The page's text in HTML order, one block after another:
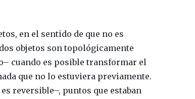
en el sentido de que no es
objetos son topológicamente
cuando es posible transformar el
que no lo estuviera previamente.
reversible–, puntos que estaban